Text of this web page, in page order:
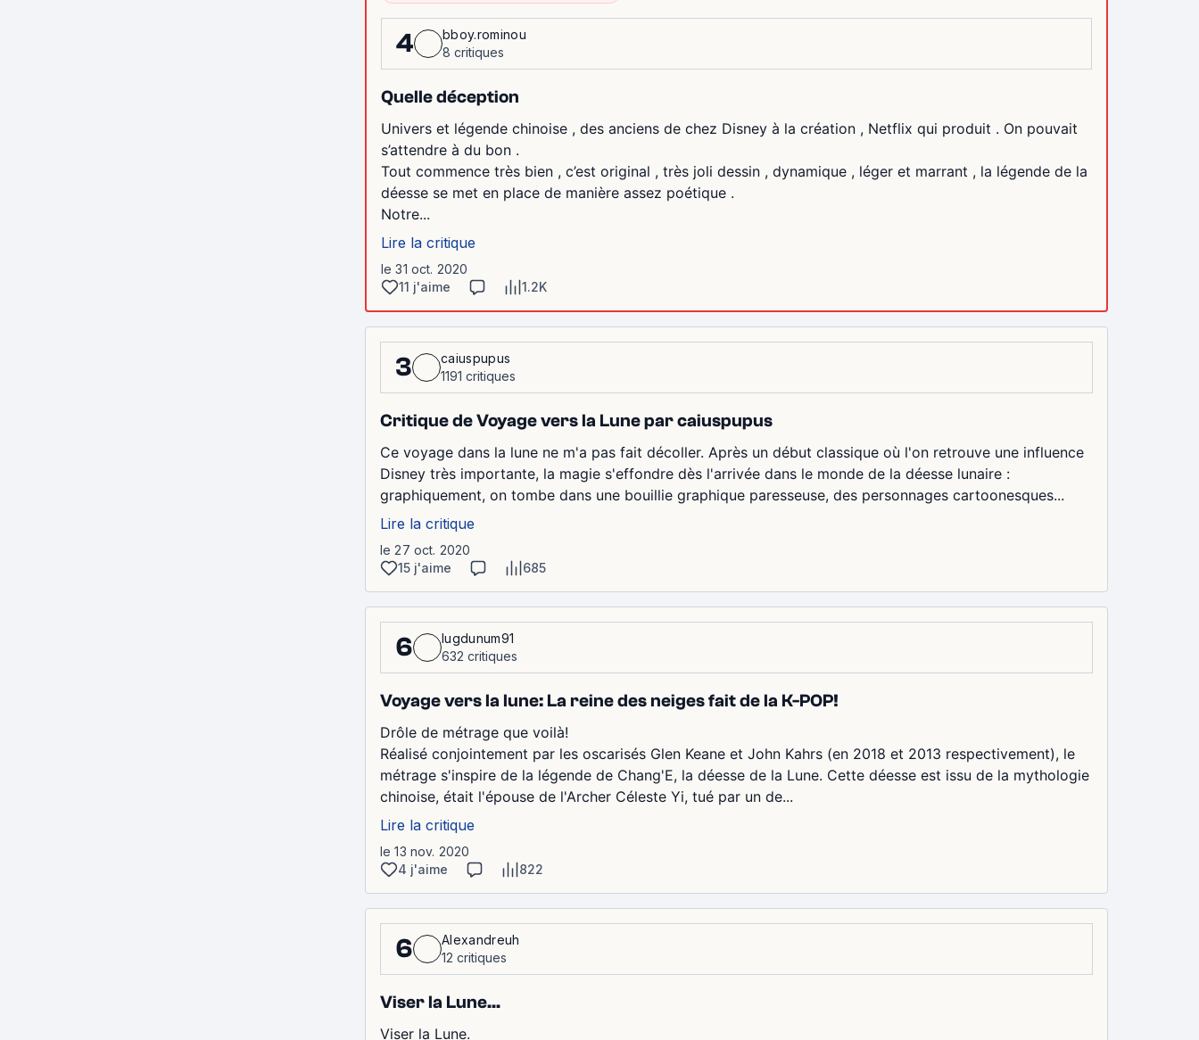
4
bboy.rominou
8 critiques
Quelle déception
Univers et légende chinoise , des anciens de chez Disney à la création , Netflix qui produit . On pouvait
s’attendre à du bon .
Tout commence très bien , c’est original , très joli dessin , dynamique , léger et marrant , la légende de la
déesse se met en place de manière assez poétique .
Notre...
Lire la critique
le 31 oct. 2020
11 j'aime
1.2K
3
caiuspupus
1191 critiques
Critique de Voyage vers la Lune par caiuspupus
Ce voyage dans la lune ne m'a pas fait décoller. Après un début classique où l'on retrouve une influence
Disney très importante, la magie s'effondre dès l'arrivée dans le monde de la déesse lunaire :
graphiquement, on tombe dans une bouillie graphique paresseuse, des personnages cartoonesques...
Lire la critique
le 27 oct. 2020
15 j'aime
685
6
lugdunum91
632 critiques
Voyage vers la lune: La reine des neiges fait de la K-POP!
Drôle de métrage que voilà!
Réalisé conjointement par les oscarisés Glen Keane et John Kahrs (en 2018 et 2013 respectivement), le
métrage s'inspire de la légende de Chang'E, la déesse de la Lune. Cette déesse est issu de la mythologie
chinoise, était l'épouse de l'Archer Céleste Yi, tué par un de...
Lire la critique
le 13 nov. 2020
4 j'aime
822
6
Alexandreuh
12 critiques
Viser la Lune...
Viser la Lune.